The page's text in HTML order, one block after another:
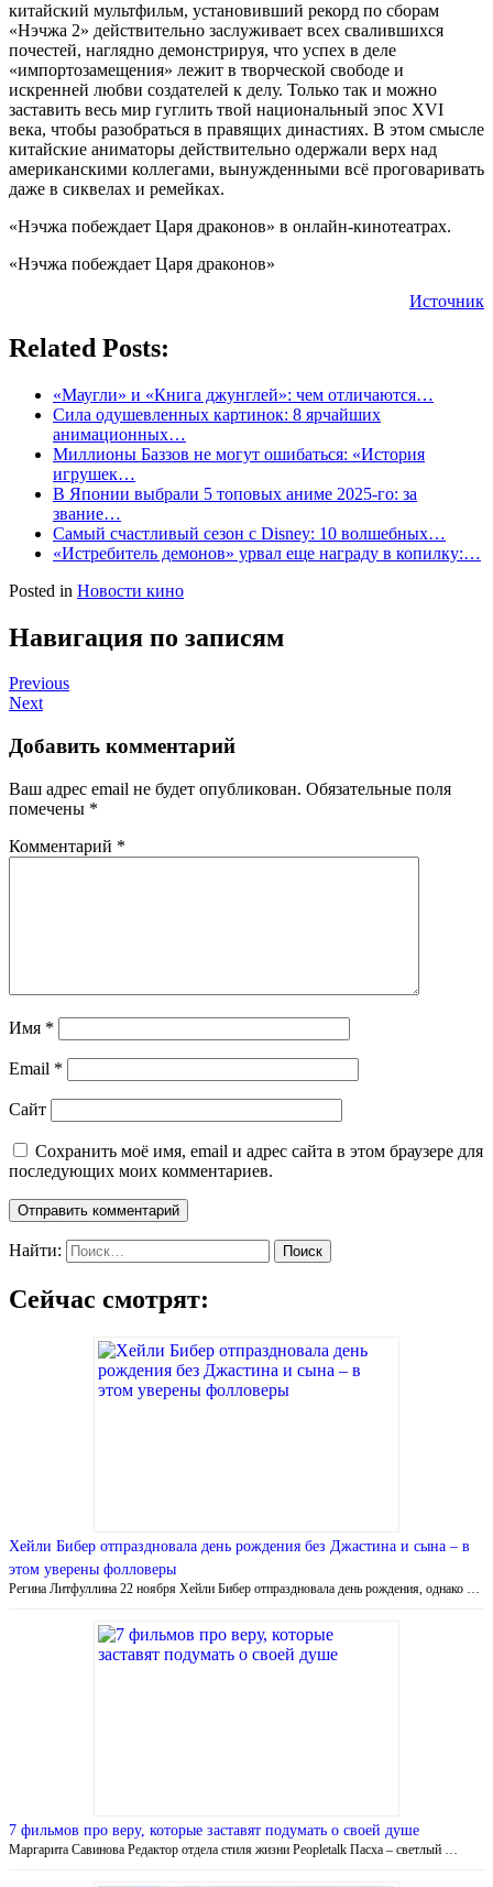
«Нэчжа 2» действительно заслуживает всех свалившихся
почестей, наглядно демонстрируя, что успех в деле
«импортозамещения» лежит в творческой свободе и
искренней любви создателей к делу. Только так и можно
заставить весь мир гуглить твой национальный эпос XVI
века, чтобы разобраться в правящих династиях. В этом смысле
китайские аниматоры действительно одержали верх над
американскими коллегами, вынужденными всё проговаривать
даже в сиквелах и ремейках.
«Нэчжа побеждает Царя драконов» в онлайн-кинотеатрах.
«Нэчжа побеждает Царя драконов»
Источник
Related Posts:
«Маугли» и «Книга джунглей»: чем отличаются…
Сила одушевленных картинок: 8 ярчайших
анимационных…
Миллионы Баззов не могут ошибаться: «История
игрушек…
В Японии выбрали 5 топовых аниме 2025-го: за
звание…
Самый счастливый сезон с Disney: 10 волшебных…
«Истребитель демонов» урвал еще награду в копилку:…
Posted in Новости кино
Навигация по записям
Previous
Next
Добавить комментарий
Ваш адрес email не будет опубликован. Обязательные поля
помечены *
Комментарий *
Имя *
Email *
Сайт
Сохранить моё имя, email и адрес сайта в этом браузере для
последующих моих комментариев.
Найти:
Сейчас смотрят:
Хейли Бибер отпраздновала день рождения без Джастина и сына – в
этом уверены фолловеры
Регина Литфуллина 22 ноября Хейли Бибер отпраздновала день рождения, однако …
7 фильмов про веру, которые заставят подумать о своей душе
Маргарита Савинова Редактор отдела стиля жизни Peopletalk Пасха – светлый …